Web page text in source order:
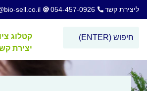
ליצירת קשר 054-457-0926
sell.co.il
קטלוג
יצירת